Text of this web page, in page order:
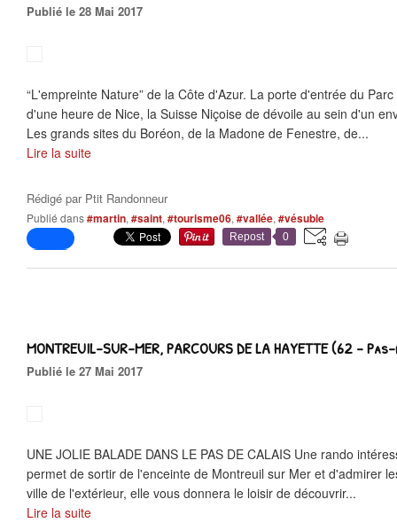
Publié le 28 Mai 2017
“L'empreinte Nature” de la Côte d'Azur. La porte d'entrée du
d'une heure de Nice, la Suisse Niçoise de dévoile au sein d'un
Les grands sites du Boréon, de la Madone de Fenestre, de...
Lire la suite
Rédigé par Ptit Randonneur
Publié dans#martin, #saint, #tourisme06, #vallée, #vésubie
Repost 0
MONTREUIL-SUR-MER, PARCOURS DE LA HAYETTE (62 -
Publié le 27 Mai 2017
UNE JOLIE BALADE DANS LE PAS DE CALAIS Une rando
permet de sortir de l'enceinte de Montreuil sur Mer et d'admirer
ville de l'extérieur, elle vous donnera le loisir de découvrir...
Lire la suite